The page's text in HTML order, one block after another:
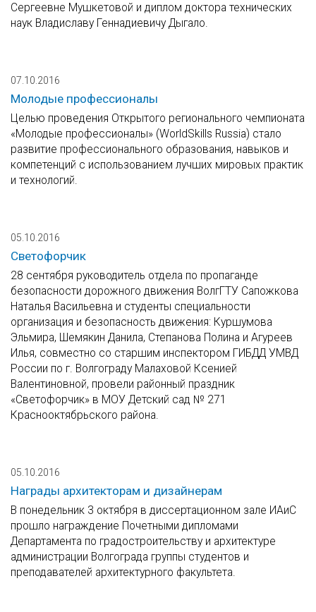
Сергеевне Мушкетовой и диплом доктора технических
наук Владиславу Геннадиевичу Дыгало.
07.10.2016
Молодые профессионалы
Целью проведения Открытого регионального чемпионата
«Молодые профессионалы» (WorldSkills Russia) стало
развитие профессионального образования, навыков и
компетенций с использованием лучших мировых практик
и технологий.
05.10.2016
Светофорчик
28 сентября руководитель отдела по пропаганде
безопасности дорожного движения ВолгГТУ Сапожкова
Наталья Васильевна и студенты специальности
организация и безопасность движения: Куршумова
Эльмира, Шемякин Данила, Степанова Полина и Агуреев
Илья, совместно со старшим инспектором ГИБДД УМВД
России по г. Волгограду Малаховой Ксенией
Валентиновной, провели районный праздник
«Светофорчик» в МОУ Детский сад № 271
Краснооктябрьского района.
05.10.2016
Награды архитекторам и дизайнерам
В понедельник 3 октября в диссертационном зале ИАиС
прошло награждение Почетными дипломами
Департамента по градостроительству и архитектуре
администрации Волгограда группы студентов и
преподавателей архитектурного факультета.